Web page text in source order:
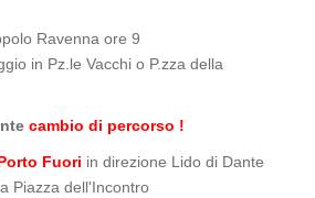
Ravenna ore 9
in Pz.le Vacchi o P.zza della
cambio di percorso !
Fuori in direzione Lido di Dante
Piazza dell'Incontro